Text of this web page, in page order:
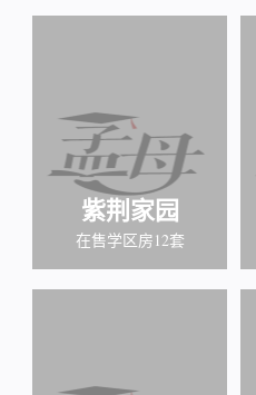
紫荆家园
在售学区房12套